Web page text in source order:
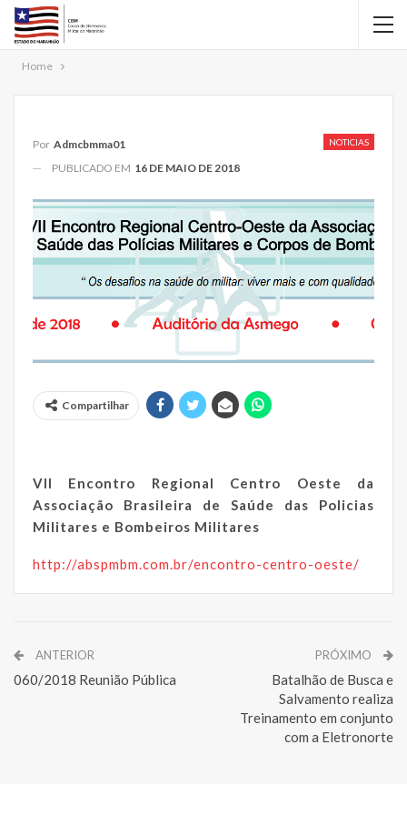
Home
NOTICIAS
Por Admcbmma01
PUBLICADO EM 16 DE MAIO DE 2018
Compartilhar
VII Encontro Regional Centro Oeste da
Associação Brasileira de Saúde das Policias
Militares e Bombeiros Militares
http://abspmbm.com.br/encontro-centro-oeste/
ANTERIOR
060/2018 Reunião Pública
PRÓXIMO
Batalhão de Busca e
Salvamento realiza
Treinamento em conjunto
com a Eletronorte